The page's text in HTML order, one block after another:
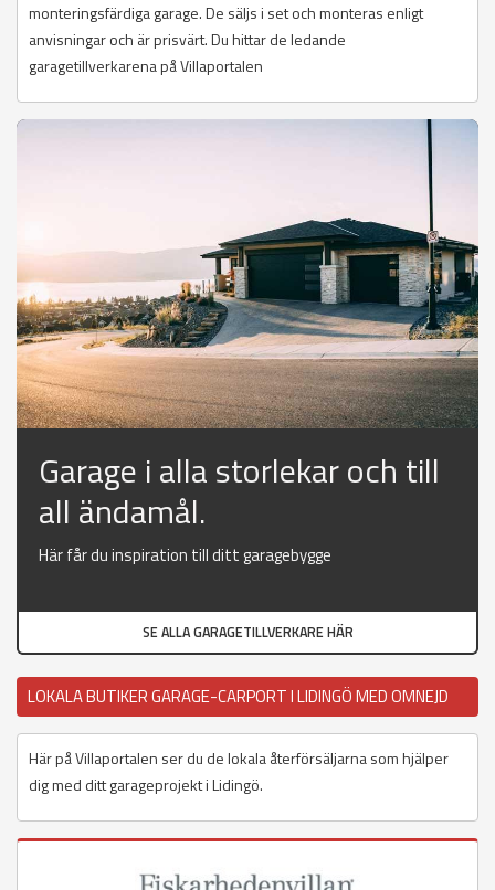
monteringsfärdiga garage. De säljs i set och monteras enligt
anvisningar och är prisvärt. Du hittar de ledande
garagetillverkarena på Villaportalen
Garage i alla storlekar och till
all ändamål.
Här får du inspiration till ditt garagebygge
SE ALLA GARAGETILLVERKARE HÄR
LOKALA BUTIKER GARAGE-CARPORT I LIDINGÖ MED OMNEJD
Här på Villaportalen ser du de lokala återförsäljarna som hjälper
dig med ditt garageprojekt i Lidingö.